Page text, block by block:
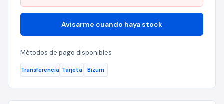
Avisarme cuando haya stock
Métodos de pago disponibles
Transferencia Tarjeta Bizum